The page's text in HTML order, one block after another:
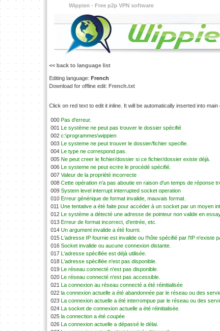
Wippien - Free p2p VPN software
<< back to language list
Editing language: French
Download for offline edit: French.txt
Click on red text to edit it inline. It will be automatically inserted into main
000 Pas d'erreur.
001 Le système ne peut pas trouver le dossier spécifié
002 c:\programmes\wippien
003 Le systeme ne peut trouver le dossier/fichier specifie.
004 Le type ne correspond pas.
005 Ne peut creer le fichier/dossier si ce fichier/dossier existe déjà.
006 Le systeme ne peut ecrire le procédé spécifié.
007 Valeur de la propriété incorrecte
008 Cette opération n'a pas aboutie en raison d'un temps de réponse
009 System level interrupt interrupted socket operation
010 Erreur générique de format invalide, mauvais format.
011 Une tentative a été faite pour accéder à un socket par un moyen
012 Le système a détecté une adresse de pointeur non valide en
013 Erreur de format incorrect, d'entrée, etc.
014 Un argument invalide a été fourni.
015 L'adresse IP fournie est invalide ou l’hôte spécifié par l'IP n'existe
016 Socket invalide ou aucune connexion distante.
017 L'adresse spécifiée est déjà utilisée.
018 L'adresse spécifiée n'est pas disponible.
019 Le réseau connecté n'est pas disponible.
020 Le réseau connecté n'est pas accessible.
021 La connexion au réseau connecté a été réinitialisée
022 la connexion actuelle a été abandonnée par le réseau ou des
023 La connexion actuelle a été interrompue par le réseau ou des
024 La socket de connexion actuelle a été réinitialisée.
025 la connection a été coupée
026 La connexion actuelle a dépassé le délai.